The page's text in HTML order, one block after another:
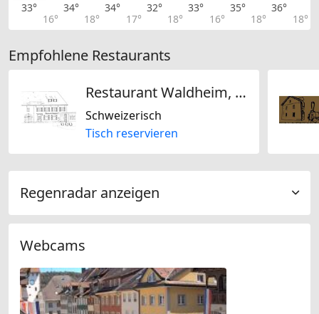
33°
16°
34°
18°
34°
17°
32°
18°
33°
16°
35°
18°
36°
18°
Empfohlene Restaurants
Restaurant Waldheim, Hettenschwil
Schweizerisch
Tisch reservieren
Regenradar anzeigen
Webcams